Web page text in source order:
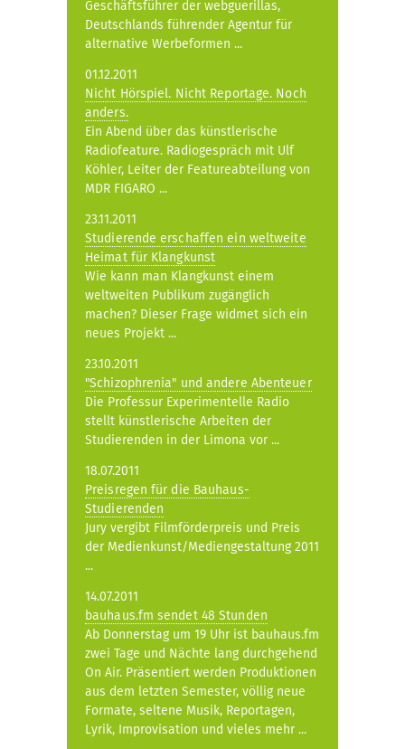
Geschäftsführer der webguerillas,
Deutschlands führender Agentur für
alternative Werbeformen ...
01.12.2011
Nicht Hörspiel. Nicht Reportage. Noch
anders.
Ein Abend über das künstlerische
Radiofeature. Radiogespräch mit Ulf
Köhler, Leiter der Featureabteilung von
MDR FIGARO ...
23.11.2011
Studierende erschaffen ein weltweite
Heimat für Klangkunst
Wie kann man Klangkunst einem
weltweiten Publikum zugänglich
machen? Dieser Frage widmet sich ein
neues Projekt ...
23.10.2011
"Schizophrenia" und andere Abenteuer
Die Professur Experimentelle Radio
stellt künstlerische Arbeiten der
Studierenden in der Limona vor ...
18.07.2011
Preisregen für die Bauhaus-
Studierenden
Jury vergibt Filmförderpreis und Preis
der Medienkunst/Mediengestaltung 2011
...
14.07.2011
bauhaus.fm sendet 48 Stunden
Ab Donnerstag um 19 Uhr ist bauhaus.fm
zwei Tage und Nächte lang durchgehend
On Air. Präsentiert werden Produktionen
aus dem letzten Semester, völlig neue
Formate, seltene Musik, Reportagen,
Lyrik, Improvisation und vieles mehr ...